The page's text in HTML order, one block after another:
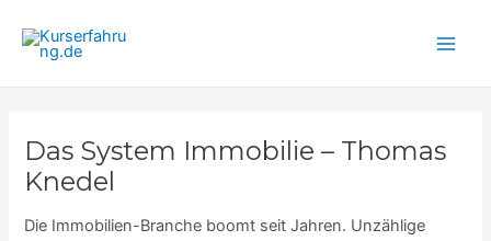
Inhalt
springen
Das System Immobilie – Thomas
Knedel
Die Immobilien-Branche boomt seit Jahren. Unzählige